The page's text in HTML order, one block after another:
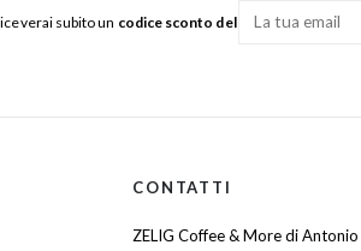
subito un codice sconto del
CONTATTI
ZELIG Coffee & More di